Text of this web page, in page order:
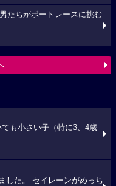
たちがボートレースに挑む
も小さい子（特に3、4歳
した。 セイレーンがめっち